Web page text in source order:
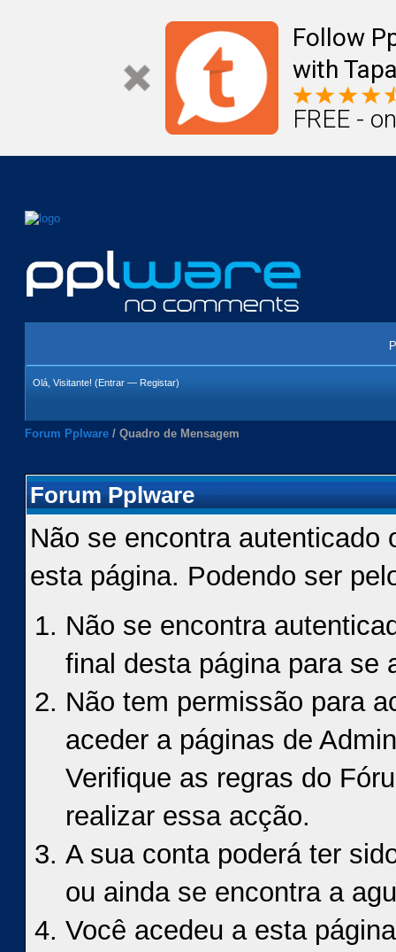
Follow
with
FREE -
Olá, Visitante! (Entrar — Registar)
Forum Pplware / Quadro de Mensagem
Forum Pplware
Não se encontra autenticado
esta página. Podendo ser
Não se encontra
final desta página para se
Não tem permissão para
aceder a páginas de
Verifique as regras do
realizar essa acção.
A sua conta poderá ter
ou ainda se encontra a
Você acedeu a esta